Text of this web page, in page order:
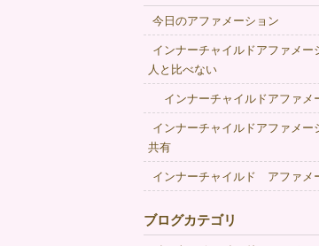
今日のアファメーション
インナーチャイルドアファメ
人と比べない
インナーチャイルドアファメ
インナーチャイルドアファメ
共有
インナーチャイルド アファメ
ブログカテゴリ